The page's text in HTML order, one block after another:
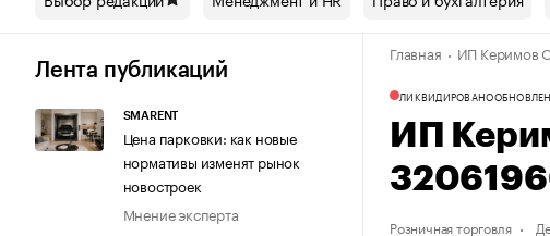
Спецпроекты СПб Конференции СПб Спецпроекты
Технологии и медиа Рынок наличной валюты
Лента публикаций
SMARENT
Цена парковки: как новые
нормативы изменят рынок
новостроек
Мнение эксперта
Главная ИП Керимов
ЛИКВИДИРОВАНО
ИП
Розничная торговля